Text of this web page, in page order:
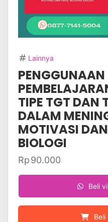
Lainnya
PENGGUNAAN
TIPE TGT DAN
DALAM
MOTIVASI
BIOLOGI
Rp90.000
Beli
Beli